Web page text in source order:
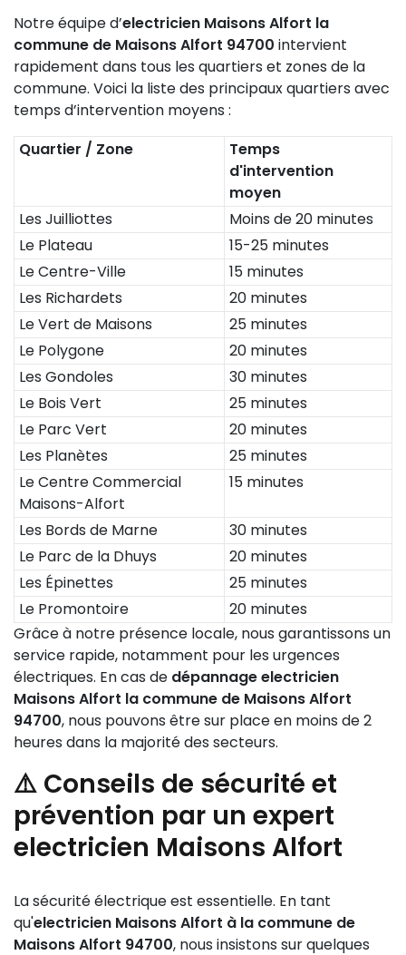
Notre équipe d’electricien Maisons Alfort la
commune de Maisons Alfort 94700 intervient
rapidement dans tous les quartiers et zones de la
commune. Voici la liste des principaux quartiers avec
temps d’intervention moyens :
Quartier / Zone
Temps
d'intervention
moyen
Les Juilliottes
Moins de 20 minutes
Le Plateau
15-25 minutes
Le Centre-Ville
15 minutes
Les Richardets
20 minutes
Le Vert de Maisons
25 minutes
Le Polygone
20 minutes
Les Gondoles
30 minutes
Le Bois Vert
25 minutes
Le Parc Vert
20 minutes
Les Planètes
25 minutes
Le Centre Commercial
Maisons-Alfort
15 minutes
Les Bords de Marne
30 minutes
Le Parc de la Dhuys
20 minutes
Les Épinettes
25 minutes
Le Promontoire
20 minutes
Grâce à notre présence locale, nous garantissons un
service rapide, notamment pour les urgences
électriques. En cas de dépannage electricien
Maisons Alfort la commune de Maisons Alfort
94700, nous pouvons être sur place en moins de 2
heures dans la majorité des secteurs.
⚠️ Conseils de sécurité et
prévention par un expert
electricien Maisons Alfort
La sécurité électrique est essentielle. En tant
qu'electricien Maisons Alfort à la commune de
Maisons Alfort 94700, nous insistons sur quelques